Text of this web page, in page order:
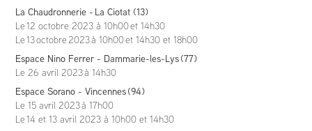
La Chaudronnerie - La Ciotat (13)
Le 12 octobre 2023 à 10h00 et 14h30
Le 13 octobre 2023 à 10h00 et 14h30 et 18h00
Espace Nino Ferrer - Dammarie-les-Lys (77)
Le 26 avril 2023 à 14h30
Espace Sorano - Vincennes (94)
Le 15 avril 2023 à 17h00
Le 14 et 13 avril 2023 à 10h00 et 14h30